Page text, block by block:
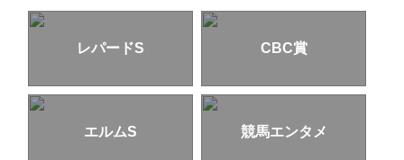
レパードS CBC賞
エルムS 競馬エンタメ